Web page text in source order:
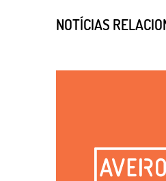
NOTÍCIAS